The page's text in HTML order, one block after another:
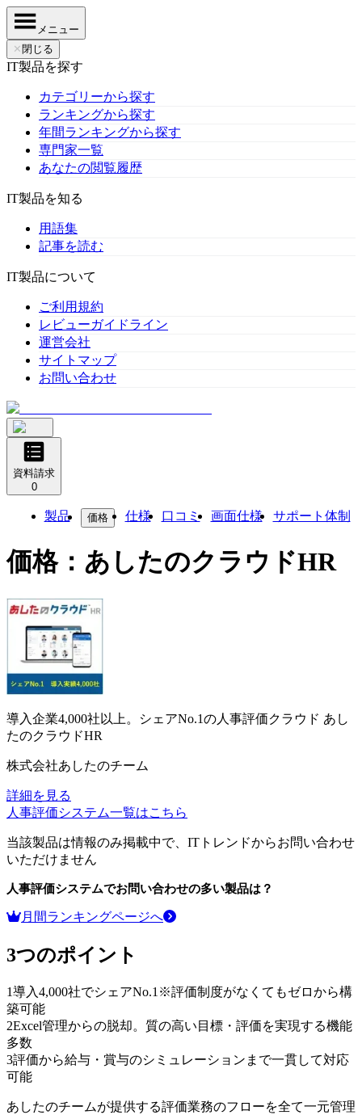
メニュー
✕ 閉じる
IT製品を探す
カテゴリーから探す
ランキングから探す
年間ランキングから探す
専門家一覧
あなたの閲覧履歴
IT製品を知る
用語集
記事を読む
IT製品について
ご利用規約
レビューガイドライン
運営会社
サイトマップ
お問い合わせ
資料請求
0
製品 価格 仕様 口コミ 画面仕様 サポート体制
価格： あしたのクラウドHR
導入企業4,000社以上。シェアNo.1の人事評価クラウド あし
たのクラウドHR
株式会社あしたのチーム
詳細を見る
人事評価システム一覧はこちら
当該製品は情報のみ掲載中で、ITトレンドからお問い合わせ
いただけません
人事評価システムでお問い合わせの多い製品は？
月間ランキングページへ
3つのポイント
1導入4,000社でシェアNo.1※評価制度がなくてもゼロから構
築可能
2Excel管理からの脱却。質の高い目標・評価を実現する機能
多数
3評価から給与・賞与のシミュレーションまで一貫して対応
可能
あしたのチームが提供する評価業務のフローを全て一元管理